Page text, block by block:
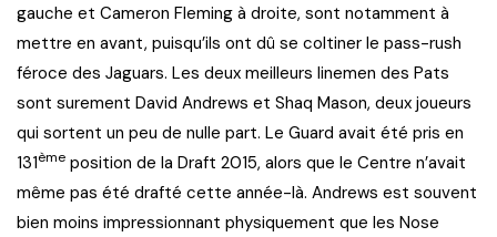
gauche et Cameron Fleming à droite, sont notamment à
mettre en avant, puisqu’ils ont dû se coltiner le pass-rush
féroce des Jaguars. Les deux meilleurs linemen des Pats
sont surement David Andrews et Shaq Mason, deux joueurs
qui sortent un peu de nulle part. Le Guard avait été pris en
131ème position de la Draft 2015, alors que le Centre n’avait
même pas été drafté cette année-là. Andrews est souvent
bien moins impressionnant physiquement que les Nose